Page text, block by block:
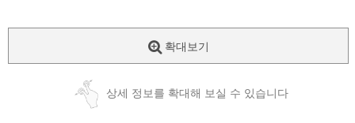
확대보기
상세 정보를 확대해 보실 수 있습니다